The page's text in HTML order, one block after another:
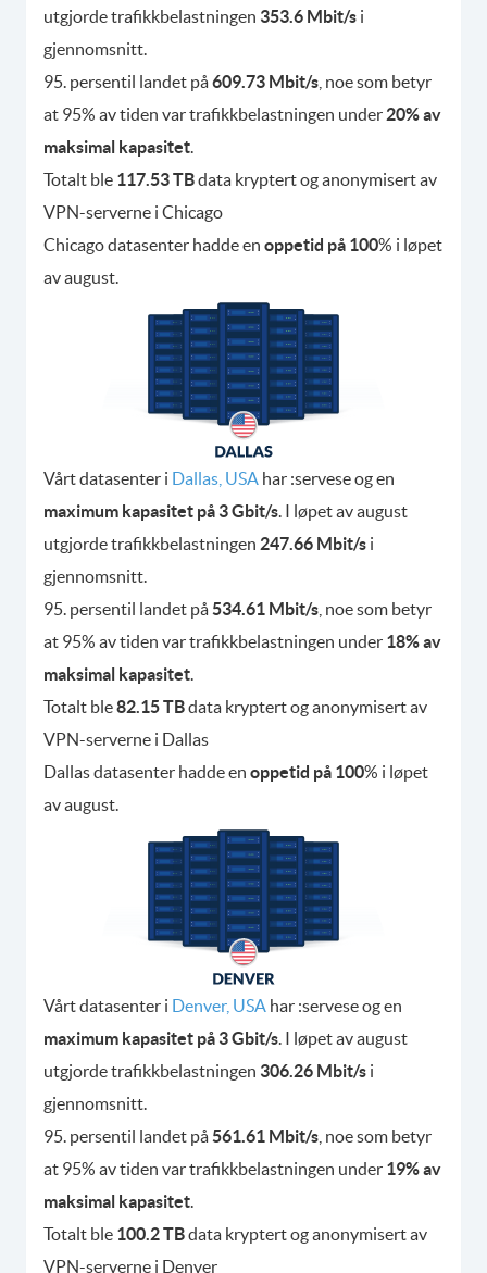
utgjorde trafikkbelastningen 353.6 Mbit/s i
gjennomsnitt.
95. persentil landet på609.73 Mbit/s , noe som betyr
at 95% av tiden var trafikkbelastningen under 20% av
maksimal kapasitet.
Totalt ble 117.53 TBdata kryptert og anonymisert av
VPN-serverne i Chicago
Chicago datasenter hadde en oppetid på 100% i løpet
av august.
Vårt datasenter i Dallas, USA har :servese og en
maximum kapasitet på 3 Gbit/s. I løpet av august
utgjorde trafikkbelastningen 247.66 Mbit/s i
gjennomsnitt.
95. persentil landet på534.61 Mbit/s , noe som betyr
at 95% av tiden var trafikkbelastningen under 18% av
maksimal kapasitet.
Totalt ble82.15 TBdata kryptert og anonymisert av
VPN-serverne i Dallas
Dallas datasenter hadde en oppetid på 100% i løpet
av august.
Vårt datasenter i Denver, USA har :servese og en
maximum kapasitet på 3 Gbit/s. I løpet av august
utgjorde trafikkbelastningen 306.26 Mbit/s i
gjennomsnitt.
95. persentil landet på561.61 Mbit/s , noe som betyr
at 95% av tiden var trafikkbelastningen under 19% av
maksimal kapasitet.
Totalt ble 100.2 TBdata kryptert og anonymisert av
VPN-serverne i Denver